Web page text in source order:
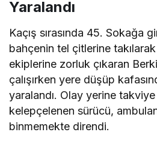
Yaralandı
Kaçış sırasında 45. Sokağa
bahçenin tel çitlerine
ekiplerine zorluk çıkaran
çalışırken yere düşüp
yaralandı. Olay yerine takviye
kelepçelenen sürücü,
binmemekte direndi.